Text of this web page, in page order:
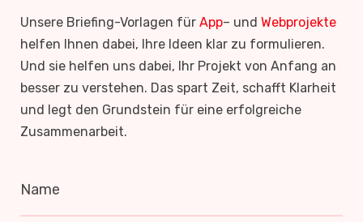
Unsere Briefing-Vorlagen für App– und Webprojekte
helfen Ihnen dabei, Ihre Ideen klar zu formulieren.
Und sie helfen uns dabei, Ihr Projekt von Anfang an
besser zu verstehen. Das spart Zeit, schafft Klarheit
und legt den Grundstein für eine erfolgreiche
Zusammenarbeit.
Name